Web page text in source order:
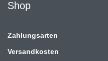
Shop
Zahlungsarten
Versandkosten